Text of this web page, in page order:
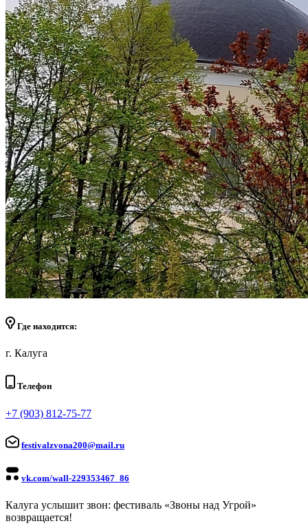
Где находится:
г. Калуга
Телефон
+7 (903) 812-75-77
festivalzvona200@mail.ru
vk.com/wall-229353467_86
Калуга услышит звон: фестиваль «Звоны над Угрой»
возвращается!